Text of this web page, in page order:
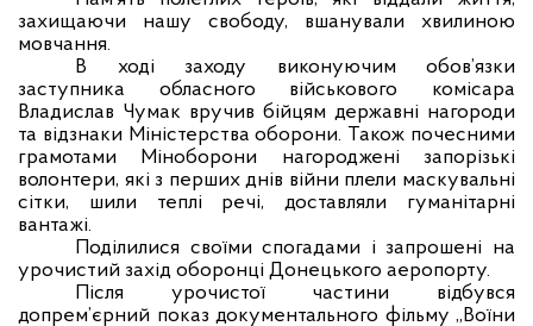
захищаючи нашу свободу, вшанували хвилиною
мовчання.
В ході заходу виконуючим обов’язки
заступника обласного військового комісара
Владислав Чумак вручив бійцям державні нагороди
та відзнаки Міністерства оборони. Також почесними
грамотами Міноборони нагороджені запорізькі
волонтери, які з перших днів війни плели маскувальні
сітки, шили теплі речі, доставляли гуманітарні
вантажі.
Поділилися своїми спогадами і запрошені на
урочистий захід оборонці Донецького аеропорту.
Після урочистої частини відбувся
допрем’єрний показ документального фільму „Воїни